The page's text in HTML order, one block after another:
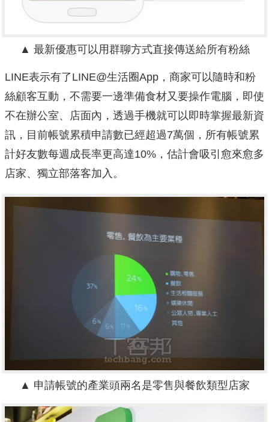
▲ 最新優惠可以用群聊方式直接傳送給所有粉絲
LINE表示有了LINE@生活圈App，商家可以隨時和粉
絲顧客互動，不需要一邊準備食材又要操作電腦，即使
不在辦公室、店面內，透過手機就可以即時掌握最新資
訊，目前帳號累積申請數已經超過7萬個，所有帳號累
計好友數每週成長率更高達10%，估計會吸引愈來愈多
店家、獨立部落客加入。
▲ 申請帳號的產業頭兩名是零售與餐飲類型店家